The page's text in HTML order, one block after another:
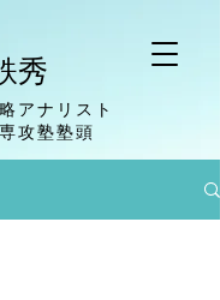
秀
アナリスト
攻塾塾頭